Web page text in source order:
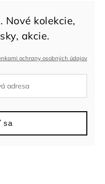
ochrany osobných údajov
sa